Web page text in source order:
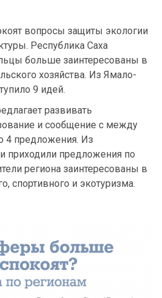
вопросы защиты экологии
Республика Саха
больше заинтересованы в
хозяйства. Из Ямало-
9 идей.
развивать
и сообщение с между
4 предложения. Из
приходили предложения по
региона заинтересованы в
спортивного и экотуризма.